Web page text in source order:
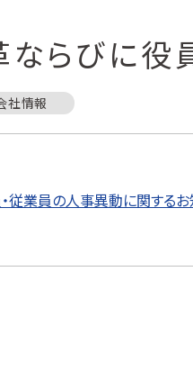
らびに役
社情報
従業員の人事異動に関する